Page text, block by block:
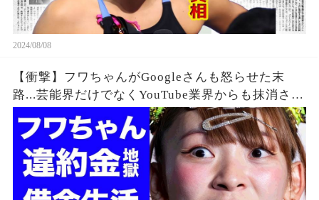
2024/08/08
【衝撃】フワちゃんがGoogleさんも怒らせた末
路...芸能界だけでなくYouTube業界からも抹消され
た垢BANの真相に驚きを隠せない...違約金や税金
に苦しむ借金地獄に突入...